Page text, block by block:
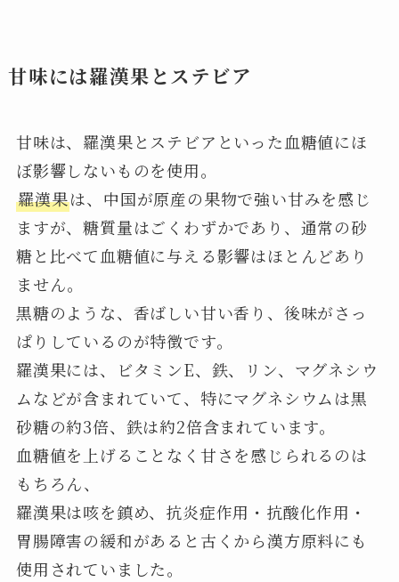
甘味には羅漢果とステビア
甘味は、羅漢果とステビアといった血糖値にほ
ぼ影響しないものを使用。
羅漢果は、中国が原産の果物で強い甘みを感じ
ますが、糖質量はごくわずかであり、通常の砂
糖と比べて血糖値に与える影響はほとんどあり
ません。
黒糖のような、香ばしい甘い香り、後味がさっ
ぱりしているのが特徴です。
羅漢果には、ビタミンE、鉄、リン、マグネシウ
ムなどが含まれていて、特にマグネシウムは黒
砂糖の約3倍、鉄は約2倍含まれています。
血糖値を上げることなく甘さを感じられるのは
もちろん、
羅漢果は咳を鎮め、抗炎症作用・抗酸化作用・
胃腸障害の緩和があると古くから漢方原料にも
使用されていました。